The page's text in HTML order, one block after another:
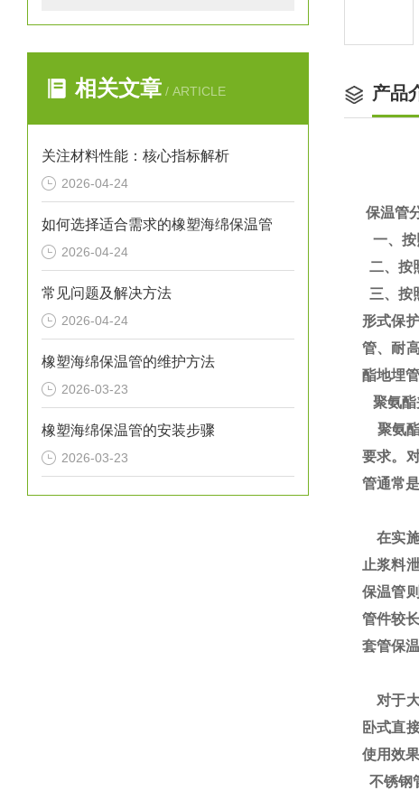
相关文章 / ARTICLE
关注材料性能：核心指标解析
2026-04-24
如何选择适合需求的橡塑海绵保温管
2026-04-24
常见问题及解决方法
2026-04-24
橡塑海绵保温管的维护方法
2026-03-23
橡塑海绵保温管的安装步骤
2026-03-23
产品
保温管
一、按
二、按
三、按
形式保
管、耐
酯地埋
聚氨酯
聚氨酯
要求。
管通常
在实施
止浆料
保温管
管件较
套管保
对于大
卧式直
使用效
不锈钢